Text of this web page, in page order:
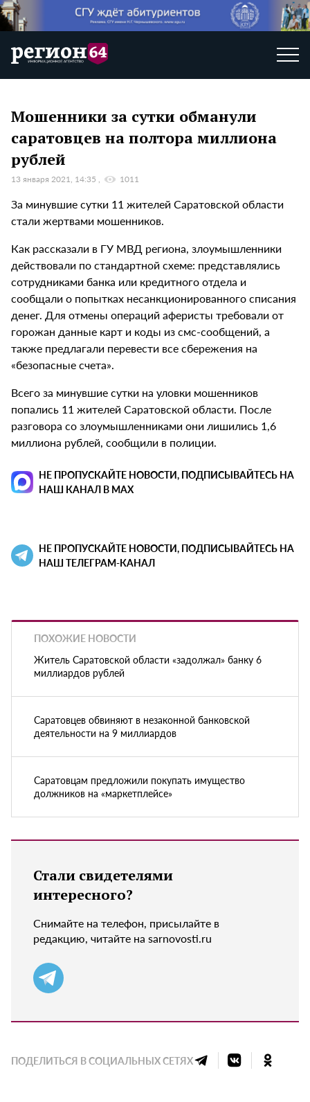
Мошенники за сутки обманули
саратовцев на полтора миллиона
рублей
13 января 2021, 14:35 1011
За минувшие сутки 11 жителей Саратовской области
стали жертвами мошенников.
Как рассказали в ГУ МВД региона, злоумышленники
действовали по стандартной схеме: представлялись
сотрудниками банка или кредитного отдела и
сообщали о попытках несанкционированного списания
денег. Для отмены операций аферисты требовали от
горожан данные карт и коды из смс-сообщений, а
также предлагали перевести все сбережения на
«безопасные счета».
Всего за минувшие сутки на уловки мошенников
попались 11 жителей Саратовской области. После
разговора со злоумышленниками они лишились 1,6
миллиона рублей, сообщили в полиции.
НЕ ПРОПУСКАЙТЕ НОВОСТИ, ПОДПИСЫВАЙТЕСЬ НА
НАШ КАНАЛ В MAX
НЕ ПРОПУСКАЙТЕ НОВОСТИ, ПОДПИСЫВАЙТЕСЬ НА
НАШ ТЕЛЕГРАМ-КАНАЛ
ПОХОЖИЕ НОВОСТИ
Житель Саратовской области «задолжал» банку 6
миллиардов рублей
Саратовцев обвиняют в незаконной банковской
деятельности на 9 миллиардов
Саратовцам предложили покупать имущество
должников на «маркетплейсе»
Стали свидетелями
интересного?
Снимайте на телефон, присылайте в
редакцию, читайте на sarnovosti.ru
ПОДЕЛИТЬСЯ В СОЦИАЛЬНЫХ СЕТЯХ